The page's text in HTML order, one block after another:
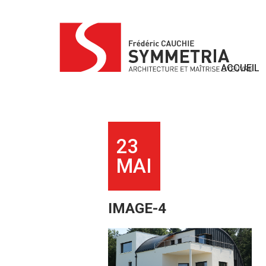
ACCUEIL
23
MAI
IMAGE-4